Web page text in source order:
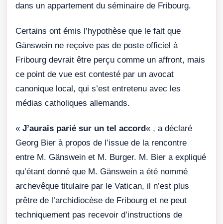
dans un appartement du séminaire de Fribourg.
Certains ont émis l’hypothèse que le fait que
Gänswein ne reçoive pas de poste officiel à
Fribourg devrait être perçu comme un affront, mais
ce point de vue est contesté par un avocat
canonique local, qui s’est entretenu avec les
médias catholiques allemands.
« J’aurais parié sur un tel accord« , a déclaré
Georg Bier à propos de l’issue de la rencontre
entre M. Gänswein et M. Burger. M. Bier a expliqué
qu’étant donné que M. Gänswein a été nommé
archevêque titulaire par le Vatican, il n’est plus
prêtre de l’archidiocèse de Fribourg et ne peut
techniquement pas recevoir d’instructions de